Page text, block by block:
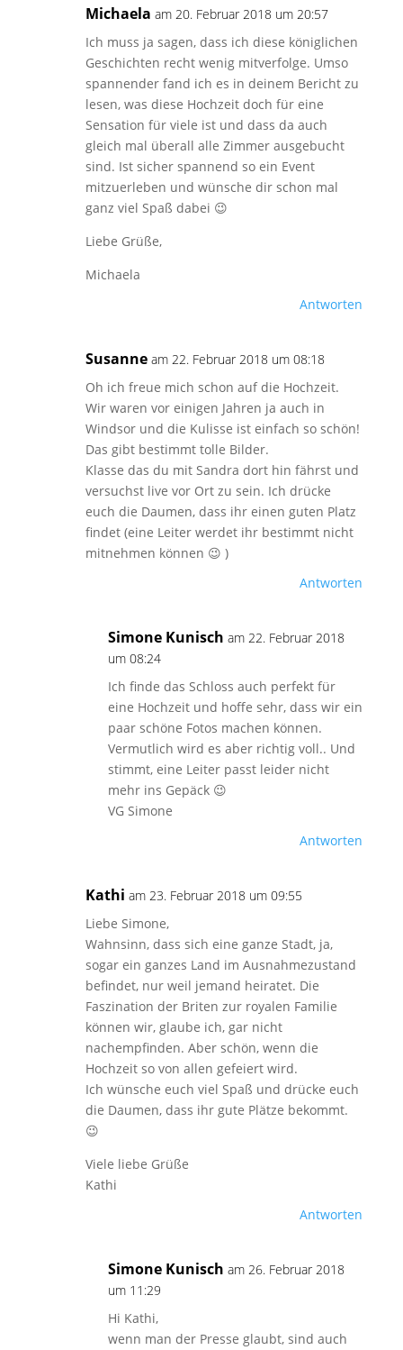
Michaela am 20. Februar 2018 um 20:57
Ich muss ja sagen, dass ich diese königlichen
Geschichten recht wenig mitverfolge. Umso
spannender fand ich es in deinem Bericht zu
lesen, was diese Hochzeit doch für eine
Sensation für viele ist und dass da auch
gleich mal überall alle Zimmer ausgebucht
sind. Ist sicher spannend so ein Event
mitzuerleben und wünsche dir schon mal
ganz viel Spaß dabei 😉
Liebe Grüße,
Michaela
Antworten
Susanne am 22. Februar 2018 um 08:18
Oh ich freue mich schon auf die Hochzeit.
Wir waren vor einigen Jahren ja auch in
Windsor und die Kulisse ist einfach so schön!
Das gibt bestimmt tolle Bilder.
Klasse das du mit Sandra dort hin fährst und
versuchst live vor Ort zu sein. Ich drücke
euch die Daumen, dass ihr einen guten Platz
findet (eine Leiter werdet ihr bestimmt nicht
mitnehmen können 😉 )
Antworten
Simone Kunisch am 22. Februar 2018
um 08:24
Ich finde das Schloss auch perfekt für
eine Hochzeit und hoffe sehr, dass wir ein
paar schöne Fotos machen können.
Vermutlich wird es aber richtig voll.. Und
stimmt, eine Leiter passt leider nicht
mehr ins Gepäck 😉
VG Simone
Antworten
Kathi am 23. Februar 2018 um 09:55
Liebe Simone,
Wahnsinn, dass sich eine ganze Stadt, ja,
sogar ein ganzes Land im Ausnahmezustand
befindet, nur weil jemand heiratet. Die
Faszination der Briten zur royalen Familie
können wir, glaube ich, gar nicht
nachempfinden. Aber schön, wenn die
Hochzeit so von allen gefeiert wird.
Ich wünsche euch viel Spaß und drücke euch
die Daumen, dass ihr gute Plätze bekommt.
😉
Viele liebe Grüße
Kathi
Antworten
Simone Kunisch am 26. Februar 2018
um 11:29
Hi Kathi,
wenn man der Presse glaubt, sind auch